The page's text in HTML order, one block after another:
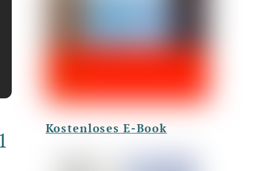
Kostenloses E-Book